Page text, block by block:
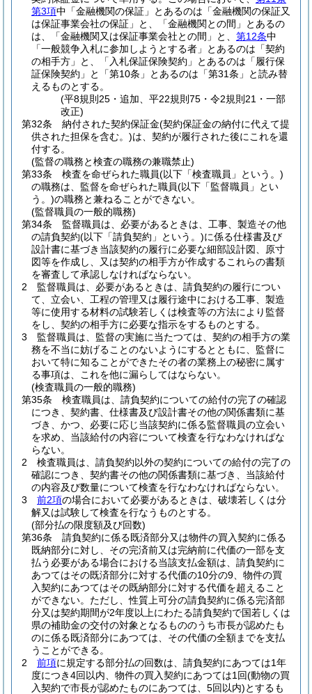
第3項中「金融機関の保証」とあるのは「金融機関の保証又
は保証事業会社の保証」と、「金融機関との間」とあるの
は、「金融機関又は保証事業会社との間」と、 第12条中
「一般競争入札に参加しようとする者」とあるのは「契約
の相手方」と、「入札保証保険契約」とあるのは「履行保
証保険契約」と「第10条」とあるのは「第31条」と読み替
えるものとする。
(平8規則25・追加、平22規則75・令2規則21・一部
改正)
第32条
納付された契約保証金(契約保証金の納付に代えて提
供された担保を含む。)は、契約が履行された後にこれを還
付する。
(監督の職務と検査の職務の兼職禁止)
第33条
検査を命ぜられた職員(以下「検査職員」という。)
の職務は、監督を命ぜられた職員(以下「監督職員」とい
う。)の職務と兼ねることができない。
(監督職員の一般的職務)
第34条
監督職員は、必要があるときは、工事、製造その他
の請負契約(以下「請負契約」という。)に係る仕様書及び
設計書に基づき当該契約の履行に必要な細部設計図、原寸
図等を作成し、又は契約の相手方が作成するこれらの書類
を審査して承認しなければならない。
2
監督職員は、必要があるときは、請負契約の履行につい
て、立会い、工程の管理又は履行途中における工事、製造
等に使用する材料の試験若しくは検査等の方法により監督
をし、契約の相手方に必要な指示をするものとする。
3
監督職員は、監督の実施に当たつては、契約の相手方の業
務を不当に妨げることのないようにするとともに、監督に
おいて特に知ることができたその者の業務上の秘密に属す
る事項は、これを他に漏らしてはならない。
(検査職員の一般的職務)
第35条
検査職員は、請負契約についての給付の完了の確認
につき、契約書、仕様書及び設計書その他の関係書類に基
づき、かつ、必要に応じ当該契約に係る監督職員の立会い
を求め、当該給付の内容について検査を行なわなければな
らない。
2
検査職員は、請負契約以外の契約についての給付の完了の
確認につき、契約書その他の関係書類に基づき、当該給付
の内容及び数量について検査を行なわなければならない。
3
前2項の場合において必要があるときは、破壊若しくは分
解又は試験して検査を行なうものとする。
(部分払の限度額及び回数)
第36条
請負契約に係る既済部分又は物件の買入契約に係る
既納部分に対し、その完済前又は完納前に代価の一部を支
払う必要がある場合における当該支払金額は、請負契約に
あつてはその既済部分に対する代価の10分の9、物件の買
入契約にあつてはその既納部分に対する代価を超えること
ができない。 ただし、性質上可分の請負契約に係る完済部
分又は契約期間が2年度以上にわたる請負契約で国若しくは
県の補助金の交付の対象となるもののうち市長が認めたも
のに係る既済部分にあつては、その代価の全額までを支払
うことができる。
2
前項に規定する部分払の回数は、請負契約にあつては1年
度につき4回以内、物件の買入契約にあつては1回(動物の買
入契約で市長が認めたものにあつては、5回以内)とするも